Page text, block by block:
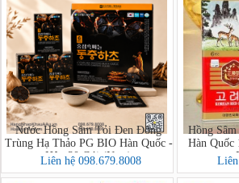
Nước Hồng Sâm Tỏi Đen Đông
Trùng Hạ Thảo PG BIO Hàn Quốc -
Hộp 30 Gói (New)
Liên hệ 098.679.8008
Hồng
Hàn Quốc
Liên